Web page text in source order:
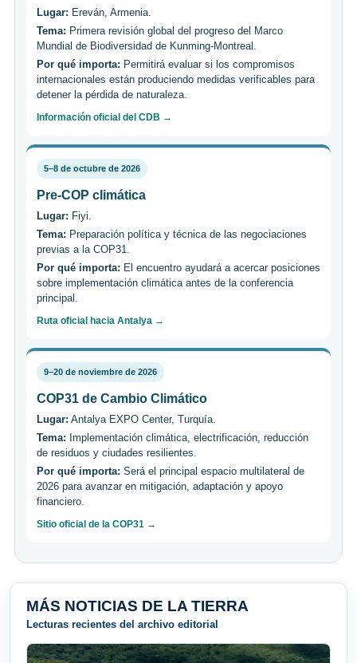
Lugar: Ereván, Armenia.
Tema: Primera revisión global del progreso del Marco
Mundial de Biodiversidad de Kunming-Montreal.
Por qué importa: Permitirá evaluar si los compromisos
internacionales están produciendo medidas verificables para
detener la pérdida de naturaleza.
Información oficial del CDB →
5–8 de octubre de 2026
Pre-COP climática
Lugar: Fiyi.
Tema: Preparación política y técnica de las negociaciones
previas a la COP31.
Por qué importa: El encuentro ayudará a acercar posiciones
sobre implementación climática antes de la conferencia
principal.
Ruta oficial hacia Antalya →
9–20 de noviembre de 2026
COP31 de Cambio Climático
Lugar: Antalya EXPO Center, Turquía.
Tema: Implementación climática, electrificación, reducción
de residuos y ciudades resilientes.
Por qué importa: Será el principal espacio multilateral de
2026 para avanzar en mitigación, adaptación y apoyo
financiero.
Sitio oficial de la COP31 →
MÁS NOTICIAS DE LA TIERRA
Lecturas recientes del archivo editorial